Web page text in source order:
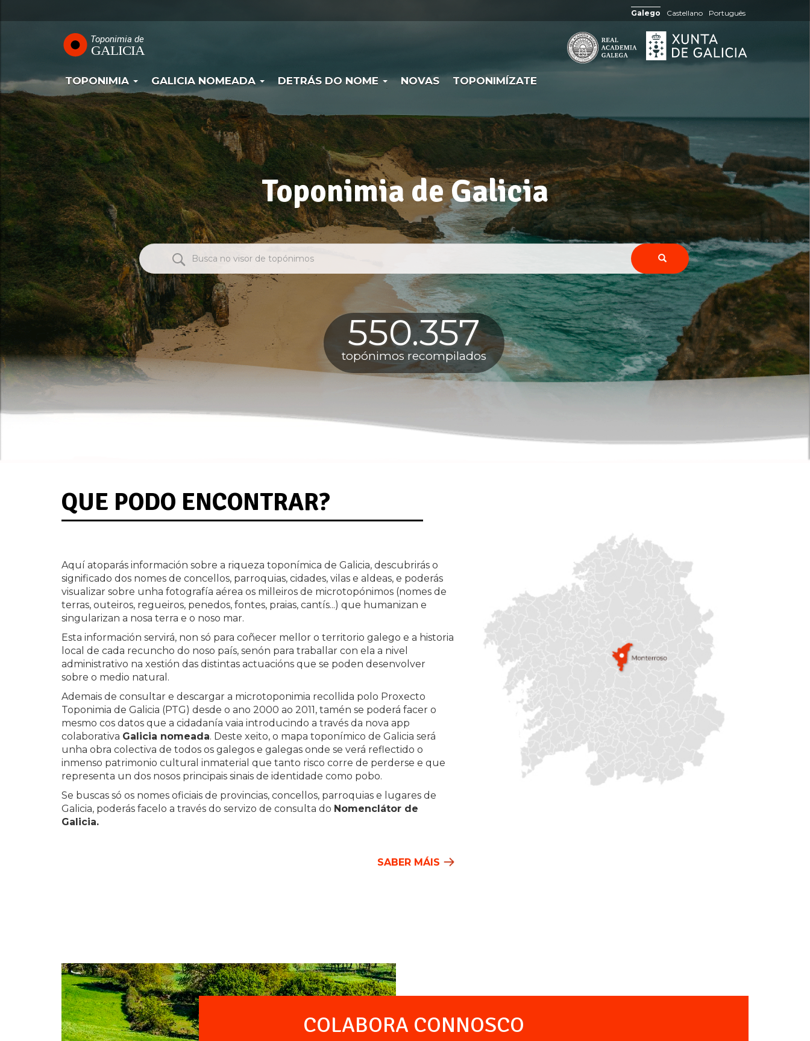
o
Galego Castellano Português
principal
TOPONIMIA GALICIA NOMEADA DETRÁS DO NOME NOVAS TOPONIMÍZATE
Toponimia de Galicia
550.357
topónimos recompilados
QUE PODO ENCONTRAR?
Aquí atoparás información sobre a riqueza toponímica de Galicia, descubrirás o
significado dos nomes de concellos, parroquias, cidades, vilas e aldeas, e poderás
visualizar sobre unha fotografía aérea os milleiros de microtopónimos (nomes de
terras, outeiros, regueiros, penedos, fontes, praias, cantís...) que humanizan e
singularizan a nosa terra e o noso mar.
Esta información servirá, non só para coñecer mellor o territorio galego e a historia
local de cada recuncho do noso país, senón para traballar con ela a nivel
administrativo na xestión das distintas actuacións que se poden desenvolver
sobre o medio natural.
Ademais de consultar e descargar a microtoponimia recollida polo Proxecto
Toponimia de Galicia (PTG) desde o ano 2000 ao 2011, tamén se poderá facer o
mesmo cos datos que a cidadanía vaia introducindo a través da nova app
colaborativa Galicia nomeada. Deste xeito, o mapa toponímico de Galicia será
unha obra colectiva de todos os galegos e galegas onde se verá reflectido o
inmenso patrimonio cultural inmaterial que tanto risco corre de perderse e que
representa un dos nosos principais sinais de identidade como pobo.
Se buscas só os nomes oficiais de provincias, concellos, parroquias e lugares de
Galicia, poderás facelo a través do servizo de consulta do Nomenclátor de
Galicia.
SABER MÁIS
COLABORA CONNOSCO